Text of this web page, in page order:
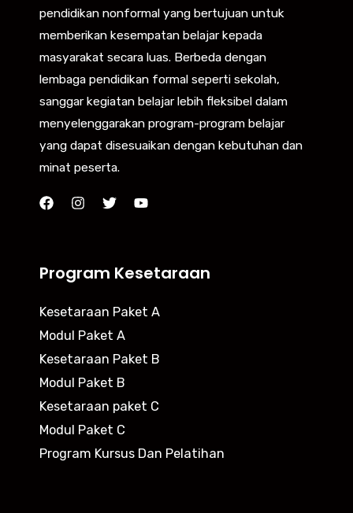
pendidikan nonformal yang bertujuan untuk
memberikan kesempatan belajar kepada
masyarakat secara luas. Berbeda dengan
lembaga pendidikan formal seperti sekolah,
sanggar kegiatan belajar lebih fleksibel dalam
menyelenggarakan program-program belajar
yang dapat disesuaikan dengan kebutuhan dan
minat peserta.
Program Kesetaraan
Kesetaraan Paket A
Modul Paket A
Kesetaraan Paket B
Modul Paket B
Kesetaraan paket C
Modul Paket C
Program Kursus Dan Pelatihan